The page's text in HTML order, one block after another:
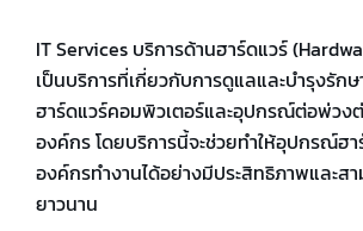
IT Services บริการด้านฮาร์ดแวร์
เป็นบริการที่เกี่ยวกับการดูแลและบำรุงรัก
ฮาร์ดแวร์คอมพิวเตอร์และอุปกรณ์ต่อพ่วง
องค์กร โดยบริการนี้จะช่วยทำให้อุปกรณ์ฮ
องค์กรทำงานได้อย่างมีประสิทธิภาพและสา
ยาวนาน